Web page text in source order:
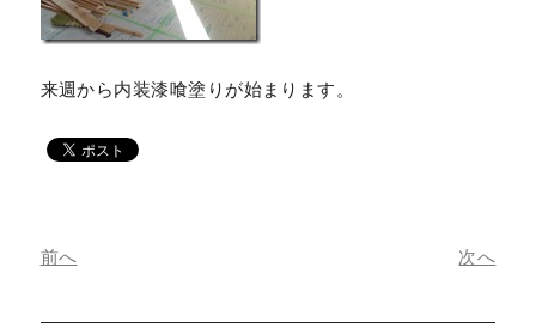
来週から内装漆喰塗りが始まります。
前へ 次へ